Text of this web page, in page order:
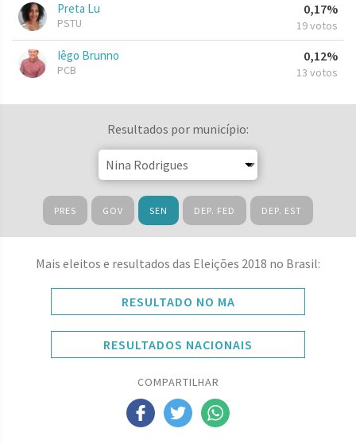
Preta Lu
PSTU
0,17%
19 votos
Iêgo Brunno
PCB
0,12%
13 votos
Resultados por município:
PRES GOV SEN DEP. FED DEP. EST
Mais eleitos e resultados das Eleições 2018 no Brasil:
RESULTADO NO MA
RESULTADOS NACIONAIS
COMPARTILHAR